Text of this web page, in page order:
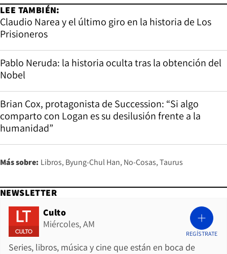
LEE TAMBIÉN:
Claudio Narea y el último giro en la historia de Los
Prisioneros
Pablo Neruda: la historia oculta tras la obtención del
Nobel
Brian Cox, protagonista de Succession: “Si algo
comparto con Logan es su desilusión frente a la
humanidad”
Más sobre: Libros Byung-Chul Han No-Cosas Taurus
NEWSLETTER
Culto
Miércoles, AM
Series, libros, música y cine que están en boca de
REGÍSTRATE